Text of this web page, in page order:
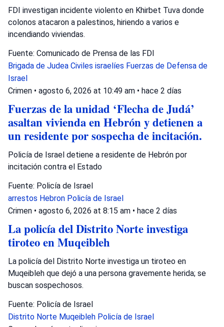
FDI investigan incidente violento en Khirbet Tuva donde
colonos atacaron a palestinos, hiriendo a varios e
incendiando viviendas.
Fuente: Comunicado de Prensa de las FDI
Brigada de Judea Civiles israelíes Fuerzas de Defensa de
Israel
Crimen • agosto 6, 2026 at 10:49 am • hace 2 días
Fuerzas de la unidad ‘Flecha de Judá’
asaltan vivienda en Hebrón y detienen a
un residente por sospecha de incitación.
Policía de Israel detiene a residente de Hebrón por
incitación contra el Estado
Fuente: Policía de Israel
arrestos Hebron Policía de Israel
Crimen • agosto 6, 2026 at 8:15 am • hace 2 días
La policía del Distrito Norte investiga
tiroteo en Muqeibleh
La policía del Distrito Norte investiga un tiroteo en
Muqeibleh que dejó a una persona gravemente herida; se
buscan sospechosos.
Fuente: Policía de Israel
Distrito Norte Muqeibleh Policía de Israel